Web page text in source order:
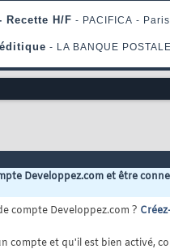
Developpez.com et être
compte Developpez.com ?
compte et qu'il est bien activé,